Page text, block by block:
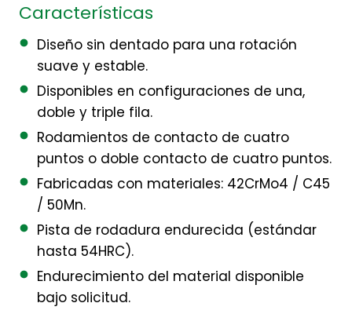
Características
Diseño sin dentado para una rotación
suave y estable.
Disponibles en configuraciones de una,
doble y triple fila.
Rodamientos de contacto de cuatro
puntos o doble contacto de cuatro puntos.
Fabricadas con materiales: 42CrMo4 / C45
/ 50Mn.
Pista de rodadura endurecida (estándar
hasta 54HRC).
Endurecimiento del material disponible
bajo solicitud.